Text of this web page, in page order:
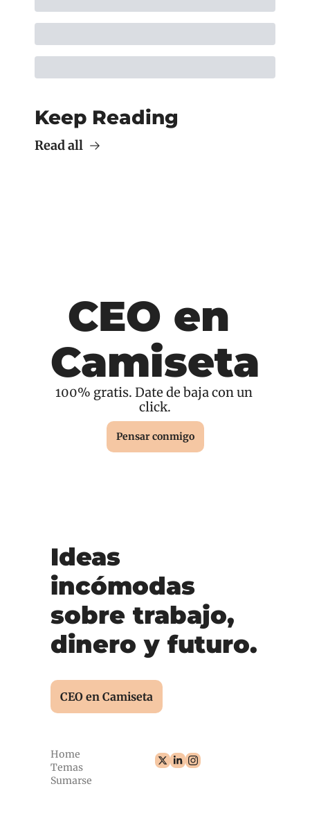
Keep Reading
Read all
CEO en
Camiseta
100% gratis. Date de baja con un
click.
Pensar conmigo
Ideas
incómodas
sobre trabajo,
dinero y futuro.
CEO en Camiseta
Home
Temas
Sumarse